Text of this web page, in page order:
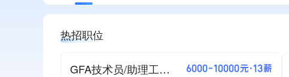
热招职位
GFA技术员/助理工程师 6000-10000元·13薪